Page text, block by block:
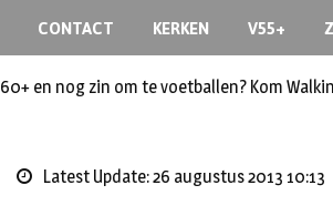
CONTACT KERKEN V55+
60+ en nog zin om te voetballen? Kom
Latest Update: 26 augustus 2013 10:13